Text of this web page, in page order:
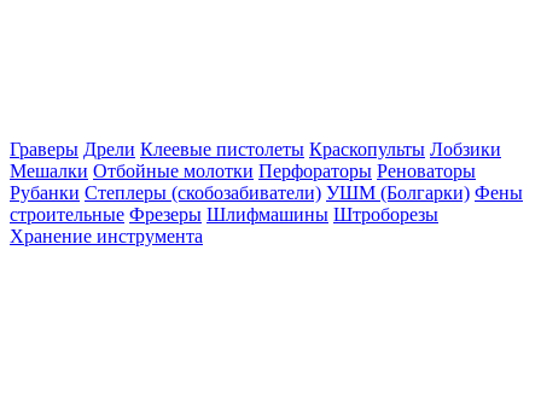
Граверы Дрели Клеевые пистолеты Краскопульты Лобзики
Мешалки Отбойные молотки Перфораторы Реноваторы
Рубанки Степлеры (скобозабиватели) УШМ (Болгарки) Фены
строительные Фрезеры Шлифмашины Штроборезы
Хранение инструмента